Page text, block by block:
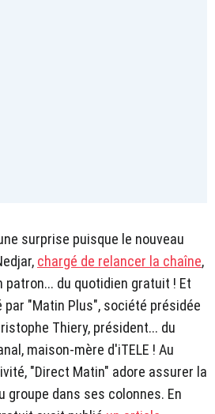
surprise puisque le nouveau
chargé de relancer la chaîne,
du quotidien gratuit ! Et
"Matin Plus", société présidée
Thiery, président... du
maison-mère d'iTELE ! Au
"Direct Matin" adore assurer la
groupe dans ses colonnes. En